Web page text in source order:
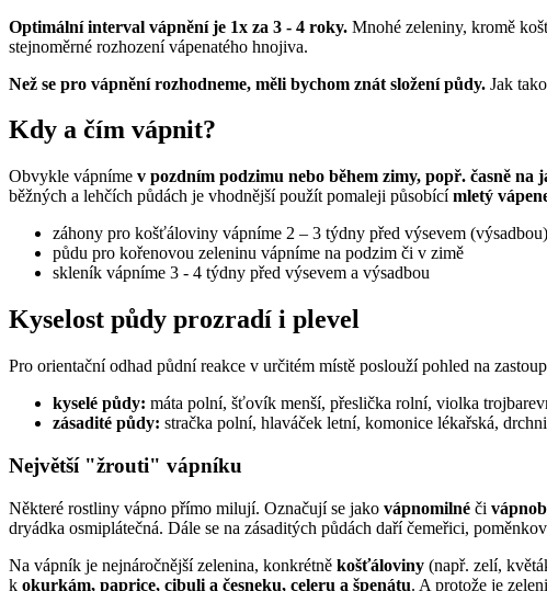
Optimální interval vápnění je 1x za 3 - 4 roky. Mnohé zeleniny, kromě
stejnoměrné rozhození vápenatého hnojiva.
Než se pro vápnění rozhodneme, měli bychom znát složení půdy. Jak
Kdy a čím vápnit?
Obvykle vápníme v pozdním podzimu nebo během zimy, popř. časně na
běžných a lehčích půdách je vhodnější použít pomaleji působícímletý
záhony pro košťáloviny vápníme 2 – 3 týdny před výsevem (výsadbou)
půdu pro kořenovou zeleninu vápníme na podzim či v zimě
skleník vápníme 3 - 4 týdny před výsevem a výsadbou
Kyselost půdy prozradí i plevel
Pro orientační odhad půdní reakce v určitém místě poslouží pohled na
kyselé půdy: máta polní, šťovík menší, přeslička rolní, violka
zásadité půdy: stračka polní, hlaváček letní, komonice lékařská,
Největší "žrouti" vápníku
Některé rostliny vápno přímo milují. Označují se jako vápnomilné či
dryádka osmiplátečná. Dále se na zásaditých půdách daří čemeřici,
Na vápník je nejnáročnější zelenina, konkrétně košťáloviny (např. zelí,
k okurkám, paprice, cibuli a česneku, celeru a špenátu. A protože je